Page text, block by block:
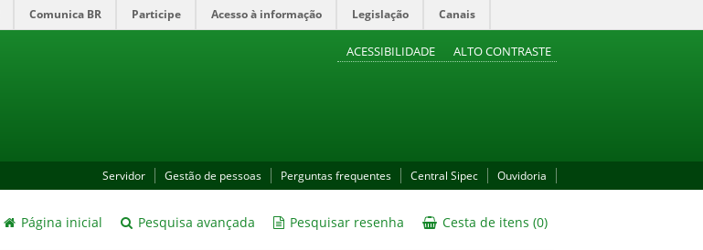
Comunica BR Participe Acesso à informação Legislação Canais
ACESSIBILIDADE ALTO CONTRASTE
Servidor Gestão de pessoas Perguntas frequentes Central Sipec Ouvidoria
Página inicial Pesquisa avançada Pesquisar resenha Cesta de itens (0)